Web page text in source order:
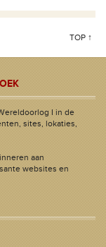
TOP ↑
I in de
sites, lokaties,
aan
websites en